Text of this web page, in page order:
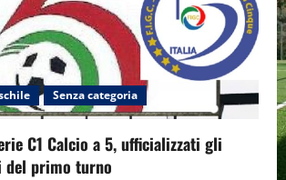
Senza categoria
C1 Calcio a 5, ufficializzati gli
del primo turno